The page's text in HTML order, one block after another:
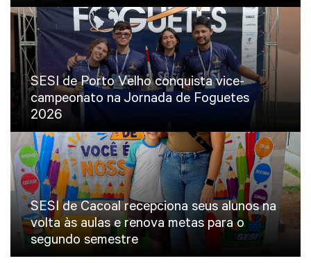
SESI de Porto Velho conquista vice-
campeonato na Jornada de Foguetes
2026
SESI de Cacoal recepciona seus alunos na
volta às aulas e renova metas para o
segundo semestre